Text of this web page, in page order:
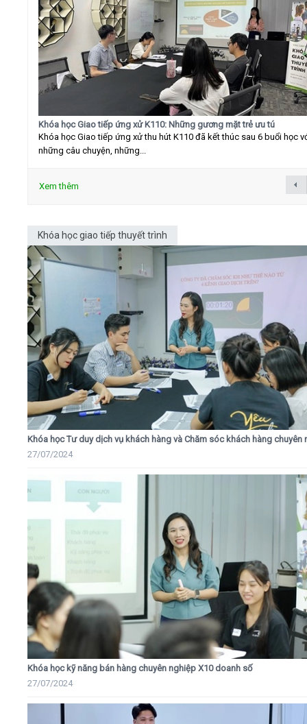
Khóa học Giao tiếp ứng xử K110: Những gương mặt trẻ ưu tú
Khóa học Giao tiếp ứng xử thu hút K110 đã kết thúc sau 6 buổi học
những câu chuyện, những...
Xem thêm
Khóa học giao tiếp thuyết trình
Khóa học Tư duy dịch vụ khách hàng và Chăm sóc khách hàng chuyên
27/07/2024
Khóa học kỹ năng bán hàng chuyên nghiệp X10 doanh số
27/07/2024